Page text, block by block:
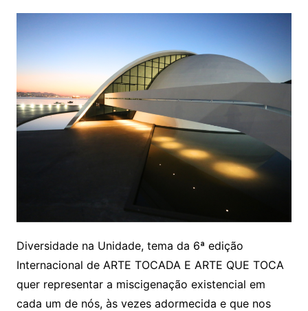
Diversidade na Unidade, tema da 6ª edição
Internacional de ARTE TOCADA E ARTE QUE TOCA
quer representar a miscigenação existencial em
cada um de nós, às vezes adormecida e que nos